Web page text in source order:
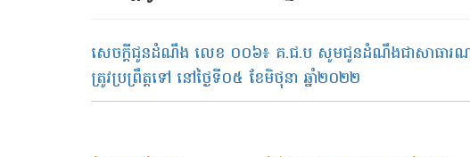
សេចក្ដីជូនដំណឹង លេខ ០០៦៖ គ.ជ.ប សូមជូនដំណឹងជាសាធារណៈជ្រ
ត្រូវប្រព្រឹត្តទៅ នៅថ្ងៃទី០៥ ខែមិថុនា ឆ្នាំ២០២២